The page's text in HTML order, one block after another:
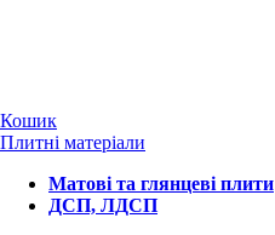
Кошик
Плитні матеріали
Матові та глянцеві плити
ДСП, ЛДСП